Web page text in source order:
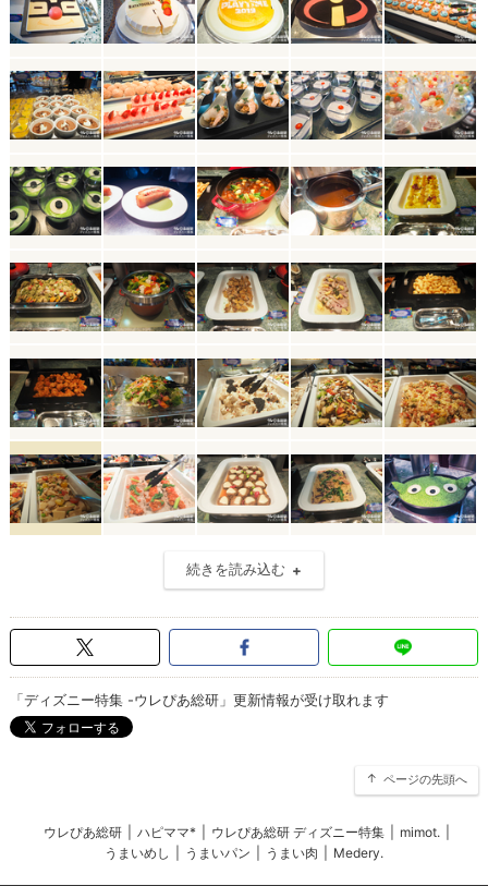
続きを読み込む
「ディズニー特集 -ウレぴあ総研」更新情報が受け取れます
ページの先頭へ
ウレぴあ総研 ハピママ* ウレぴあ総研 ディズニー特集 mimot.
うまいめし
うまいパン うまい肉 Medery.